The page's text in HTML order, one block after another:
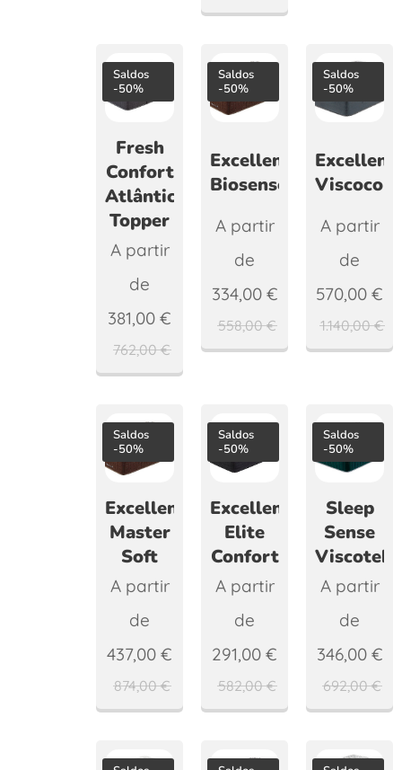
Fresh
Confort
Atlântico
Topper
Saldos
-50%
A partir
de
381,00 €
762,00€
Excellence
Biosense
Saldos
-50%
A partir
de
334,00€
558,00€
Saldos
-50%
A partir
de
570,00 €
1.140,00€
Excellence
Master
Soft
Saldos
-50%
A partir
de
437,00 €
874,00€
Excellence
Elite
Confort
Saldos
-50%
A partir
de
291,00 €
582,00€
Sleep
Sense
Viscotek
Saldos
-50%
A partir
de
346,00€
692,00€